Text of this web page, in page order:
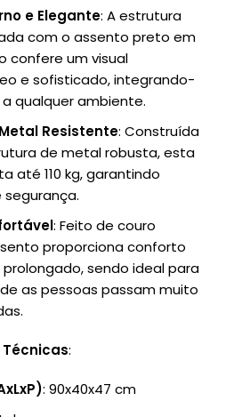
e Elegante: A estrutura
com o assento preto em
confere um visual
e sofisticado, integrando-
qualquer ambiente.
Resistente: Construída
de metal robusta, esta
até 110 kg, garantindo
: Feito de couro
proporciona conforto
sendo ideal para
as pessoas passam muito
:
: 90x40x47 cm